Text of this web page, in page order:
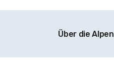
Über die